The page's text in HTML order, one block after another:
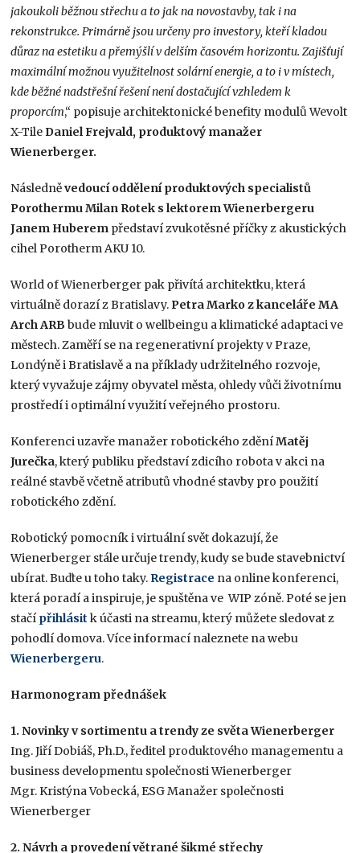
jakoukoli běžnou střechu a to jak na novostavby, tak i na
rekonstrukce. Primárně jsou určeny pro investory, kteří kladou
důraz na estetiku a přemýšlí v delším časovém horizontu. Zajišťují
maximální možnou využitelnost solární energie, a to i v místech,
kde běžné nadstřešní řešení není dostačující vzhledem k
proporcím,“ popisuje architektonické benefity modulů Wevolt
X-Tile Daniel Frejvald, produktový manažer
Wienerberger.
Následněvedoucí oddělení produktových specialistů
Porothermu Milan Rotek s lektorem Wienerbergeru
Janem Huberem představí zvukotěsné příčky z akustických
cihel Porotherm AKU 10.
World of Wienerberger pak přivítá architektku, která
virtuálně dorazí z Bratislavy. Petra Marko z kanceláře MA
Arch ARB bude mluvit o wellbeingu a klimatické adaptaci ve
městech. Zaměří se na regenerativní projekty v Praze,
Londýně i Bratislavě a na příklady udržitelného rozvoje,
který vyvažuje zájmy obyvatel města, ohledy vůči životnímu
prostředí i optimální využití veřejného prostoru.
Konferenci uzavře manažer robotického zděníMatěj
Jurečka, který publiku představí zdicího robota v akci na
reálné stavbě včetně atributů vhodné stavby pro použití
robotického zdění.
Robotický pomocník i virtuální svět dokazují, že
Wienerberger stále určuje trendy, kudy se bude stavebnictví
ubírat. Buďte u toho taky. Registrace na online konferenci,
která poradí a inspiruje, je spuštěna ve WIP zóně. Poté se jen
stačí přihlásit k účasti na streamu, který můžete sledovat z
pohodlí domova. Více informací naleznete na webu
Wienerbergeru.
Harmonogram přednášek
1. Novinky v sortimentu a trendy ze světa Wienerberger
Ing. Jiří Dobiáš, Ph.D., ředitel produktového managementu a
business developmentu společnosti Wienerberger
Mgr. Kristýna Vobecká, ESG Manažer společnosti
Wienerberger
2. Návrh a provedení větrané šikmé střechy